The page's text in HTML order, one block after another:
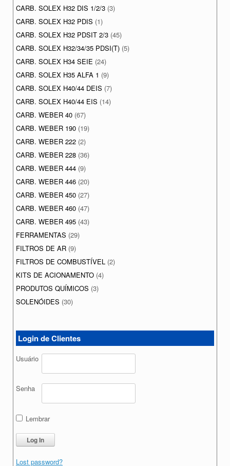
CARB. SOLEX H32 DIS 1/2/3 (3)
CARB. SOLEX H32 PDIS (1)
CARB. SOLEX H32 PDSIT 2/3 (45)
CARB. SOLEX H32/34/35 PDSI(T) (5)
CARB. SOLEX H34 SEIE (24)
CARB. SOLEX H35 ALFA 1 (9)
CARB. SOLEX H40/44 DEIS (7)
CARB. SOLEX H40/44 EIS (14)
CARB. WEBER 40 (67)
CARB. WEBER 190 (19)
CARB. WEBER 222 (2)
CARB. WEBER 228 (36)
CARB. WEBER 444 (9)
CARB. WEBER 446 (20)
CARB. WEBER 450 (27)
CARB. WEBER 460 (47)
CARB. WEBER 495 (43)
FERRAMENTAS (29)
FILTROS DE AR (9)
FILTROS DE COMBUSTÍVEL (2)
KITS DE ACIONAMENTO (4)
PRODUTOS QUÍMICOS (3)
SOLENÓIDES (30)
Login de Clientes
Usuário
Senha
Lembrar
Lost password?